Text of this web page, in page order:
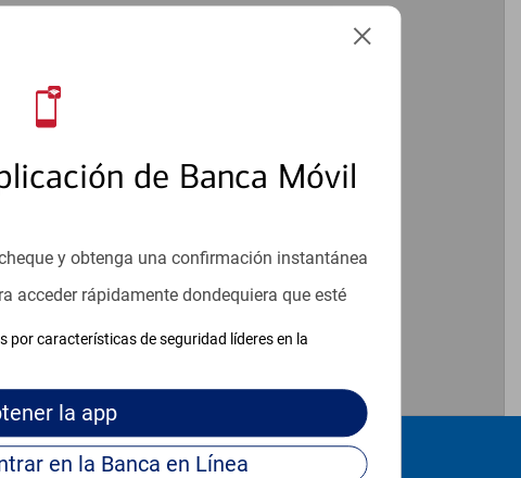
de Banca Móvil
y obtenga una confirmación instantánea
acceder rápidamente dondequiera que esté
por características de seguridad líderes en la
la app
Continúe para entrar en la Banca en Línea